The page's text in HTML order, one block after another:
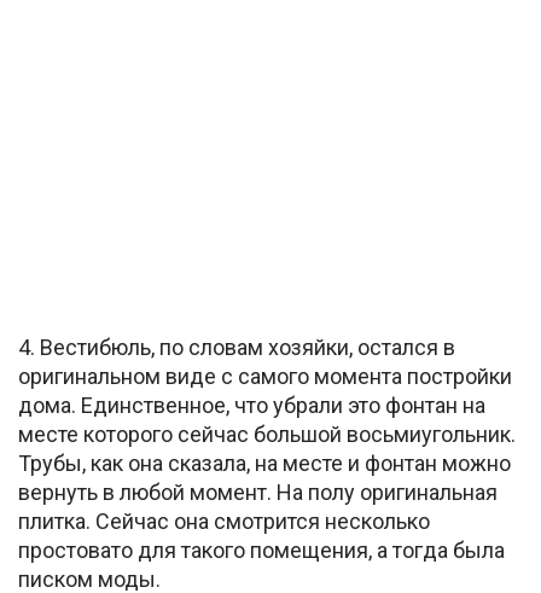
4. Вестибюль, по словам хозяйки, остался в
оригинальном виде с самого момента постройки
дома. Единственное, что убрали это фонтан на
месте которого сейчас большой восьмиугольник.
Трубы, как она сказала, на месте и фонтан можно
вернуть в любой момент. На полу оригинальная
плитка. Сейчас она смотрится несколько
простовато для такого помещения, а тогда была
писком моды.